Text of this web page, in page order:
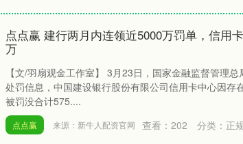
点点赢 建行两月内连领近5000万罚单，信用
万
【文/羽扇观金工作室】 3月23日，国家金融监督管理
处罚信息，中国建设银行股份有限公司信用卡中心因存
被罚没合计575....
点点赢 来源：新牛人配资官网 查看： 202 分类： 正